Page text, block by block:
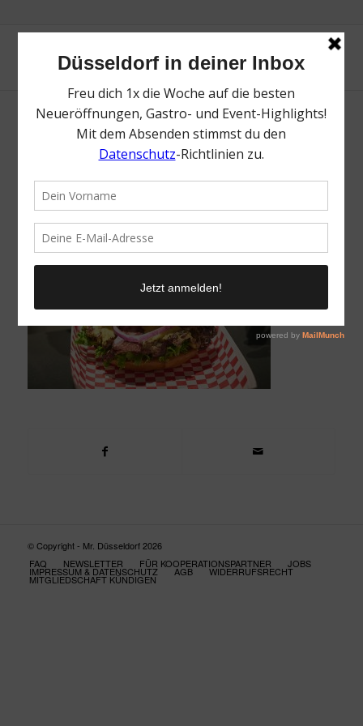
SEVENS | Lieblingsladen | Mr. Düsseldorf |
© Copyright - Mr. Düsseldorf 2026
FAQ
NEWSLETTER FÜR KOOPERATIONSPARTNER JOBS
IMPRESSUM & DATENSCHUTZ AGB WIDERRUFSRECHT
MITGLIEDSCHAFT KÜNDIGEN